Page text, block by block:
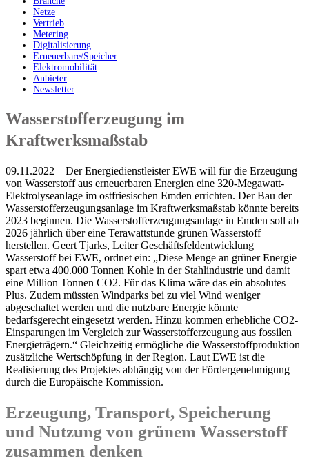
Netze
Vertrieb
Metering
Digitalisierung
Erneuerbare/Speicher
Elektromobilität
Anbieter
Newsletter
Wasserstofferzeugung im
Kraftwerksmaßstab
09.11.2022 – Der Energiedienstleister EWE will für die Erzeugung
von Wasserstoff aus erneuerbaren Energien eine 320-Megawatt-
Elektrolyseanlage im ostfriesischen Emden errichten. Der Bau der
Wasserstofferzeugungsanlage im Kraftwerksmaßstab könnte bereits
2023 beginnen. Die Wasserstofferzeugungsanlage in Emden soll ab
2026 jährlich über eine Terawattstunde grünen Wasserstoff
herstellen. Geert Tjarks, Leiter Geschäftsfeldentwicklung
Wasserstoff bei EWE, ordnet ein: „Diese Menge an grüner Energie
spart etwa 400.000 Tonnen Kohle in der Stahlindustrie und damit
eine Million Tonnen CO2. Für das Klima wäre das ein absolutes
Plus. Zudem müssten Windparks bei zu viel Wind weniger
abgeschaltet werden und die nutzbare Energie könnte
bedarfsgerecht eingesetzt werden. Hinzu kommen erhebliche CO2-
Einsparungen im Vergleich zur Wasserstofferzeugung aus fossilen
Energieträgern.“ Gleichzeitig ermögliche die Wasserstoffproduktion
zusätzliche Wertschöpfung in der Region. Laut EWE ist die
Realisierung des Projektes abhängig von der Fördergenehmigung
durch die Europäische Kommission.
Erzeugung, Transport, Speicherung
und Nutzung von grünem Wasserstoff
zusammen denken